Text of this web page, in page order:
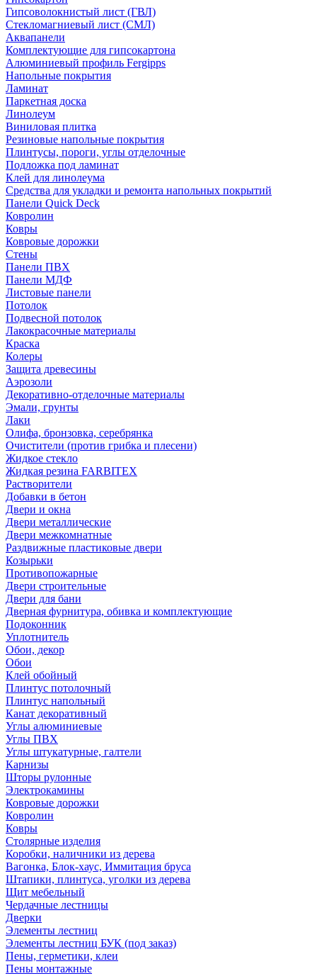
Гипсоволокнистый лист (ГВЛ)
Стекломагниевый лист (СМЛ)
Аквапанели
Комплектующие для гипсокартона
Алюминиевый профиль Fergipps
Напольные покрытия
Ламинат
Паркетная доска
Линолеум
Виниловая плитка
Резиновые напольные покрытия
Плинтусы, пороги, углы отделочные
Подложка под ламинат
Клей для линолеума
Средства для укладки и ремонта напольных покрытий
Панели Quick Deck
Ковролин
Ковры
Ковровые дорожки
Стены
Панели ПВХ
Панели МДФ
Листовые панели
Потолок
Подвесной потолок
Лакокрасочные материалы
Краска
Колеры
Защита древесины
Аэрозоли
Декоративно-отделочные материалы
Эмали, грунты
Лаки
Олифа, бронзовка, серебрянка
Очистители (против грибка и плесени)
Жидкое стекло
Жидкая резина FARBITEX
Растворители
Добавки в бетон
Двери и окна
Двери металлические
Двери межкомнатные
Раздвижные пластиковые двери
Козырьки
Противопожарные
Двери строительные
Двери для бани
Дверная фурнитура, обивка и комплектующие
Подоконник
Уплотнитель
Обои, декор
Обои
Клей обойный
Плинтус потолочный
Плинтус напольный
Канат декоративный
Углы алюминиевые
Углы ПВХ
Углы штукатурные, галтели
Карнизы
Шторы рулонные
Электрокамины
Ковровые дорожки
Ковролин
Ковры
Столярные изделия
Коробки, наличники из дерева
Вагонка, Блок-хаус, Иммитация бруса
Штапики, плинтуса, уголки из дерева
Щит мебельный
Чердачные лестницы
Дверки
Элементы лестниц
Элементы лестниц БУК (под заказ)
Пены, герметики, клеи
Пены монтажные